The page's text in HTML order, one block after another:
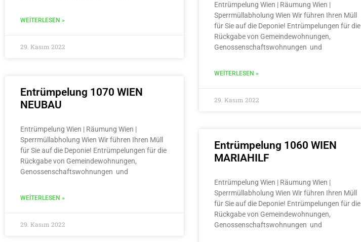
WEITERLESEN »
29. Kasım 2022
Entrümpelung Wien | Räumung Wien |
Sperrmüllabholung Wien Wir führen Ihren Müll
für Sie auf die Deponie! Entrümpelungen für die
Rückgabe von Gemeindewohnungen,
Genossenschaftswohnungen und
WEITERLESEN »
29. Kasım 2022
Entrümpelung 1070 WIEN
NEUBAU
Entrümpelung Wien | Räumung Wien |
Sperrmüllabholung Wien Wir führen Ihren Müll
für Sie auf die Deponie! Entrümpelungen für die
Rückgabe von Gemeindewohnungen,
Genossenschaftswohnungen und
WEITERLESEN »
29. Kasım 2022
Entrümpelung 1060 WIEN
MARIAHILF
Entrümpelung Wien | Räumung Wien |
Sperrmüllabholung Wien Wir führen Ihren Müll
für Sie auf die Deponie! Entrümpelungen für die
Rückgabe von Gemeindewohnungen,
Genossenschaftswohnungen und